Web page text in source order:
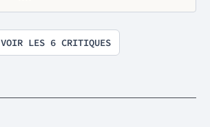
VOIR LES 6 CRITIQUES